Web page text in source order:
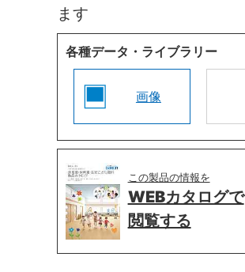
ます
各種データ・ライブラリー
画像
この製品の情報を
WEBカタログで
閲覧する